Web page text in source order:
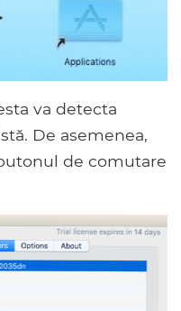
va detecta
De asemenea,
de comutare